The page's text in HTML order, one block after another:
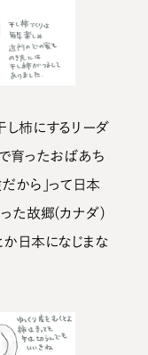
し柿にするリーダ
育ったおばあち
から」って日本
った故郷(カナダ)
か日本になじまな